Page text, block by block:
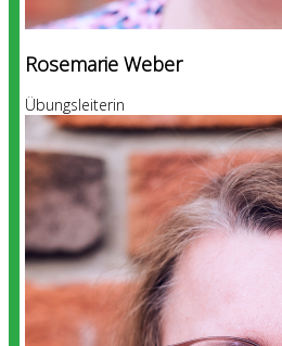
Rosemarie Weber
Übungsleiterin